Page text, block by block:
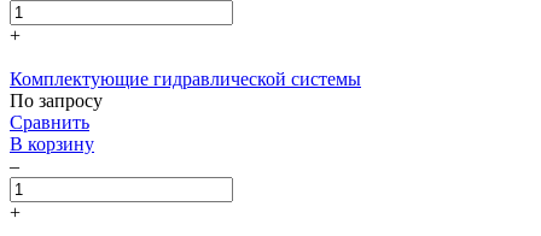
+
Комплектующие гидравлической системы
По запросу
Сравнить
В корзину
–
+